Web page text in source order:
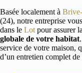
Basée localement à
(24), notre entreprise
dans le Lot pour assurer la
globale de votre habitat
service de votre maison,
d’un entretien complet